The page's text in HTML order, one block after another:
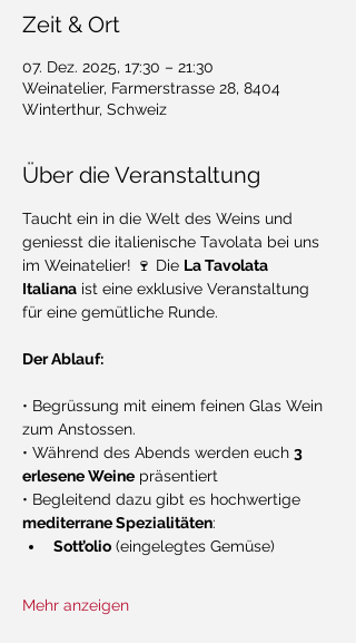
Zeit & Ort
07. Dez. 2025, 17:30 – 21:30
Weinatelier, Farmerstrasse 28, 8404
Winterthur, Schweiz
Über die Veranstaltung
Taucht ein in die Welt des Weins und
geniesst die italienische Tavolata bei uns
im Weinatelier! 🍷 Die La Tavolata
Italiana ist eine exklusive Veranstaltung
für eine gemütliche Runde.
Der Ablauf:
• Begrüssung mit einem feinen Glas Wein
zum Anstossen.
• Während des Abends werden euch 3
erlesene Weine präsentiert
• Begleitend dazu gibt es hochwertige
mediterrane Spezialitäten:
Sott’olio (eingelegtes Gemüse)
Mehr anzeigen